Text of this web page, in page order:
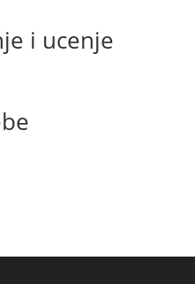
i ucenje